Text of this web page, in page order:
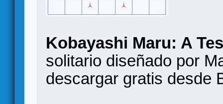
Kobayashi Maru: A
solitario diseñado por
descargar gratis desde